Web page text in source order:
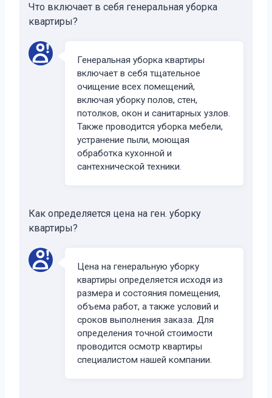
Что включает в себя генеральная уборка
квартиры?
Генеральная уборка квартиры
включает в себя тщательное
очищение всех помещений,
включая уборку полов, стен,
потолков, окон и санитарных узлов.
Также проводится уборка мебели,
устранение пыли, моющая
обработка кухонной и
сантехнической техники.
Как определяется цена на ген. уборку
квартиры?
Цена на генеральную уборку
квартиры определяется исходя из
размера и состояния помещения,
объема работ, а также условий и
сроков выполнения заказа. Для
определения точной стоимости
проводится осмотр квартиры
специалистом нашей компании.